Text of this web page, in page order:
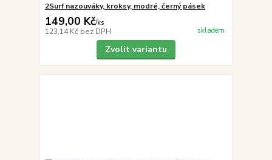
2Surf nazouváky, kroksy, modré, černý pásek
149,00 Kč/ks
123,14 Kč bez DPH skladem
Zvolit variantu